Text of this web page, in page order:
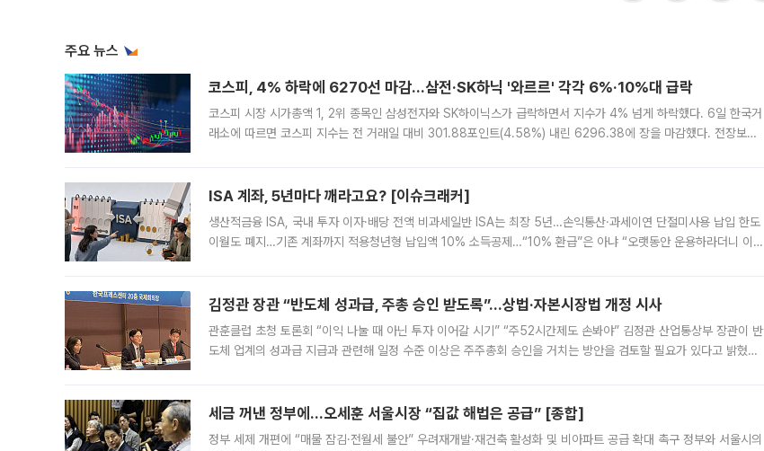
주요 뉴스
코스피, 4% 하락에 6270선 마감…삼전·SK하닉 '와르르' 각각 6%·10%대 급락
코스피 시장 시가총액 1, 2위 종목인 삼성전자와 SK하이닉스가 급락하면서 지수가 4% 넘게 하락했다. 6일 한국거
래소에 따르면 코스피 지수는 전 거래일 대비 301.88포인트(4.58%) 내린 6296.38에 장을 마감했다. 전장보다
ISA 계좌, 5년마다 깨라고요? [이슈크래커]
생산적금융 ISA, 국내 투자 이자·배당 전액 비과세일반 ISA는 최장 5년…손익통산·과세이연 단절미사용 납입 한도
이월도 폐지…기존 계좌까지 적용청년형 납입액 10% 소득공제…“10% 환급”은 아냐 “오랫동안 운용하라더니 이제
김정관 장관 “반도체 성과급, 주총 승인 받도록”…상법·자본시장법 개정 시사
관훈클럽 초청 토론회 “이익 나눌 때 아닌 투자 이어갈 시기” “주52시간제도 손봐야” 김정관 산업통상부 장관이 반
도체 업계의 성과급 지급과 관련해 일정 수준 이상은 주주총회 승인을 거치는 방안을 검토할 필요가 있다고 밝혔다.
세금 꺼낸 정부에…오세훈 서울시장 “집값 해법은 공급” [종합]
정부 세제 개편에 “매물 잠김·전월세 불안” 우려재개발·재건축 활성화 및 비아파트 공급 확대 촉구 정부와 서울시의